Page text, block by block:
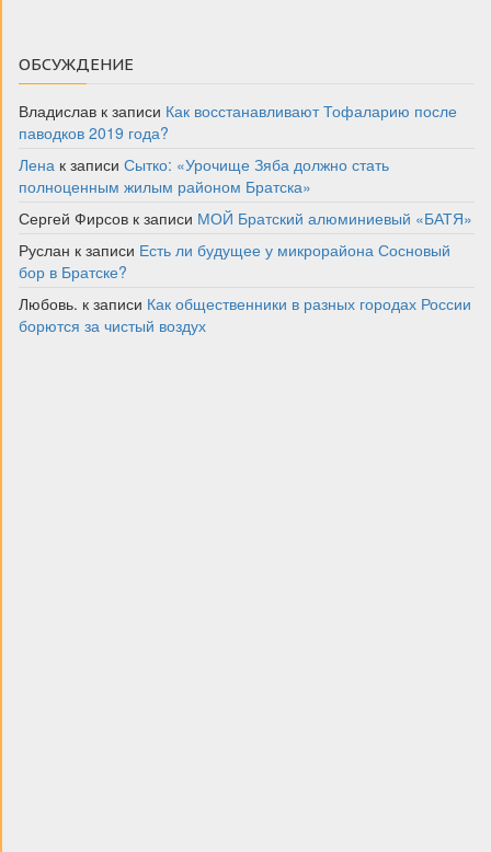
ОБСУЖДЕНИЕ
Владислав к записи Как восстанавливают Тофаларию после
паводков 2019 года?
Лена к записи Сытко: «Урочище Зяба должно стать
полноценным жилым районом Братска»
Сергей Фирсов к записи МОЙ Братский алюминиевый «БАТЯ»
Руслан к записи Есть ли будущее у микрорайона Сосновый
бор в Братске?
Любовь. к записи Как общественники в разных городах России
борются за чистый воздух